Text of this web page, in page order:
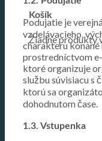
Košík
Žiadne produkty
Podujatie je
vzdelávacieho,
charakteru konané
prostredníctvom
ktoré organizuje
službu súvisiacu s
ktorú sa
dohodnutom čase.
1.3. Vstupenka